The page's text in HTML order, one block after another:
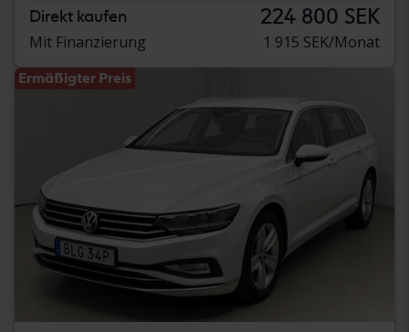
Direkt kaufen 224 800 SEK
Mit Finanzierung 1 915 SEK/Monat
Ermäßigter Preis